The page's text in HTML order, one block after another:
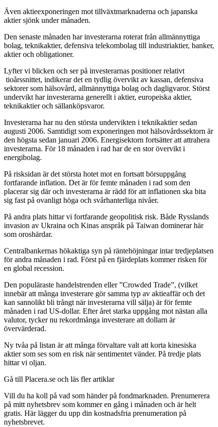
Även aktieexponeringen mot tillväxtmarknaderna och japanska
aktier sjönk under månaden.
Den senaste månaden har investerarna roterat från allmännyttiga
bolag, teknikaktier, defensiva telekombolag till industriaktier, banker,
aktier och obligationer.
Lyfter vi blicken och ser på investerarnas positioner relativt
tioårssnittet, indikerar det en tydlig övervikt av kassan, defensiva
sektorer som hälsovård, allmännyttiga bolag och dagligvaror. Störst
undervikt har investerarna generellt i aktier, europeiska aktier,
teknikaktier och sällanköpsvaror.
Investerarna har nu den största undervikten i teknikaktier sedan
augusti 2006. Samtidigt som exponeringen mot hälsovårdssektorn är
den högsta sedan januari 2006. Energisektorn fortsätter att attrahera
investerarna. För 18 månaden i rad har de en stor övervikt i
energibolag.
På risksidan är det största hotet mot en fortsatt börsuppgång
fortfarande inflation. Det är för femte månaden i rad som den
placerar sig där och investerarna är rädd för att inflationen ska bita
sig fast på ovanligt höga och svårhanterliga nivåer.
På andra plats hittar vi fortfarande geopolitisk risk. Både Rysslands
invasion av Ukraina och Kinas anspråk på Taiwan dominerar här
som oroshärdar.
Centralbankernas hökaktiga syn på räntehöjningar intar tredjeplatsen
för andra månaden i rad. Först på en fjärdeplats kommer risken för
en global recession.
Den populäraste handelstrenden eller ”Crowded Trade”, (vilket
innebär att många investerare gör samma typ av aktieaffär och det
kan sannolikt bli trångt när investerarna vill sälja) är för femte
månaden i rad US-dollar. Efter året starka uppgång mot nästan alla
valutor, tycker nu rekordmånga investerare att dollarn är
övervärderad.
Ny tvåa på listan är att många förvaltare valt att korta kinesiska
aktier som ses som en risk när sentimentet vänder. På tredje plats
hittar vi oljan.
Gå till Placera.se och läs fler artiklar
Vill du ha koll på vad som händer på fondmarknaden. Prenumerera
på mitt nyhetsbrev som kommer en gång i månaden och är helt
gratis. Här lägger du upp din kostnadsfria prenumeration på
nyhetsbrevet.